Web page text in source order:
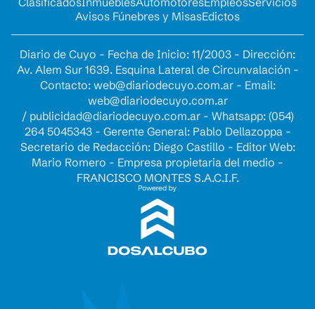
Avisos Fúnebres y MisasEdictos
Diario de Cuyo - Fecha de Inicio: 11/2003 - Dirección:
Av. Alem Sur 1639. Esquina Lateral de Circunvalación -
Contacto: web@diariodecuyo.com.ar- Email:
web@diariodecuyo.com.ar
/ publicidad@diariodecuyo.com.ar- Whatsapp: (054)
264 5045343 - Gerente General: Pablo Dellazoppa -
Secretario de Redacción: Diego Castillo - Editor Web:
Mario Romero - Empresa propietaria del medio -
FRANCISCO MONTES S.A.C.I.F.